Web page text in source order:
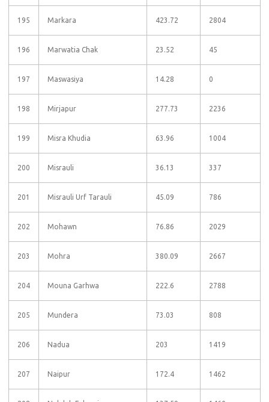
195 Markara 423.72 2804
196 Marwatia Chak 23.52 45
197 Maswasiya 14.28 0
198 Mirjapur 277.73 2236
199 Misra Khudia 63.96 1004
200 Misrauli 36.13 337
201 Misrauli Urf Tarauli 45.09 786
202 Mohawn 76.86 2029
203 Mohra 380.09 2667
204 Mouna Garhwa 222.6 2788
205 Mundera 73.03 808
206 Nadua 203 1419
207 Naipur 172.4 1462